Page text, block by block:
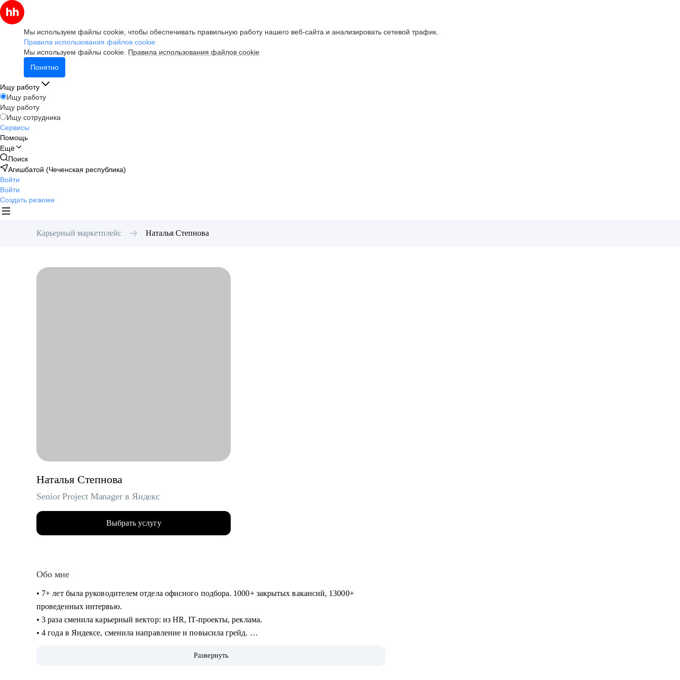
Мы используем файлы cookie, чтобы обеспечивать правильную работу нашего веб-сайта и анализировать сетевой трафик.
Правила использования файлов cookie
Мы используем файлы cookie. Правила использования файлов cookie
Понятно
Ищу работу
Ищу работу
Ищу работу
Ищу сотрудника
Сервисы
Помощь
Ещё
Поиск
Агишбатой (Чеченская республика)
Войти
Войти
Создать резюме
Карьерный маркетплейс Наталья Степнова
Наталья Степнова
Senior Project Manager в Яндекс
Выбрать услугу
Обо мне
• 7+ лет была руководителем отдела офисного подбора. 1000+ закрытых вакансий, 13000+
проведенных интервью.
• 3 раза сменила карьерный вектор: из HR, IT-проекты, реклама.
• 4 года в Яндексе, сменила направление и повысила грейд.
• Сейчас делаю проекты для Рекламной сети Яндекса (60 000+ пользователей), в том числе
Развернуть